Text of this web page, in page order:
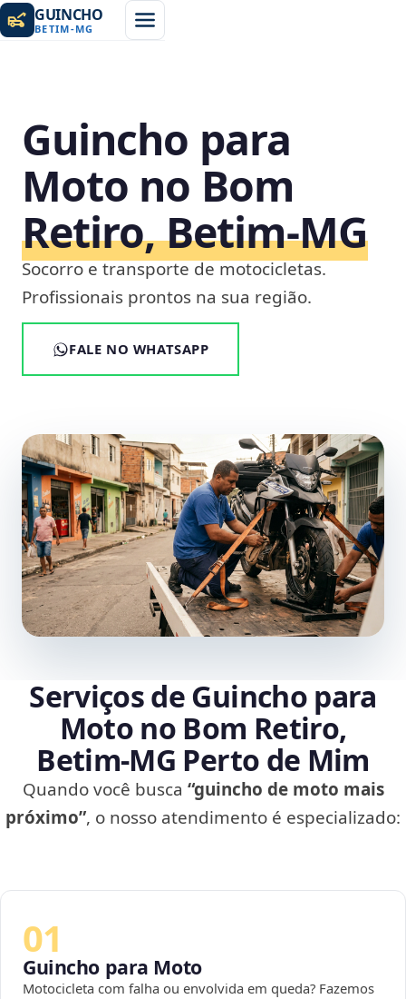
GUINCHO
BETIM-MG
Guincho para
Moto no Bom
Retiro, Betim‑MG
Socorro e transporte de motocicletas.
Profissionais prontos na sua região.
FALE NO WHATSAPP
Serviços de Guincho para
Moto no Bom Retiro,
Betim‑MG Perto de Mim
Quando você busca “guincho de moto mais
próximo”, o nosso atendimento é especializado:
01
Guincho para Moto
Motocicleta com falha ou envolvida em queda? Fazemos